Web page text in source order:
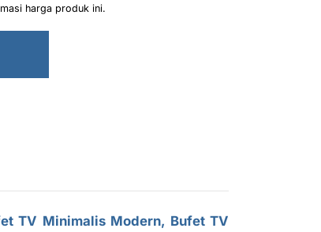
harga produk ini.
TV MinimalisModern, Bufet TV